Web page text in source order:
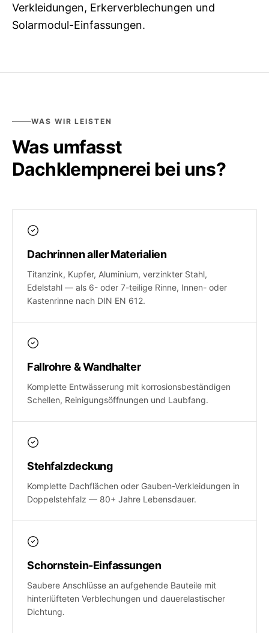
Verkleidungen, Erkerverblechungen und
WAS WIR LEISTEN
Was umfasst
Dachklempnerei bei uns?
Dachrinnen aller Materialien
Titanzink, Kupfer, Aluminium, verzinkter Stahl,
Edelstahl — als 6- oder 7-teilige Rinne, Innen- oder
Kastenrinne nach DIN EN 612.
Fallrohre & Wandhalter
Komplette Entwässerung mit korrosionsbeständigen
Schellen, Reinigungsöffnungen und Laubfang.
Stehfalzdeckung
Komplette Dachflächen oder Gauben-Verkleidungen in
Doppelstehfalz — 80+ Jahre Lebensdauer.
Schornstein-Einfassungen
Saubere Anschlüsse an aufgehende Bauteile mit
hinterlüfteten Verblechungen und dauerelastischer
Dichtung.